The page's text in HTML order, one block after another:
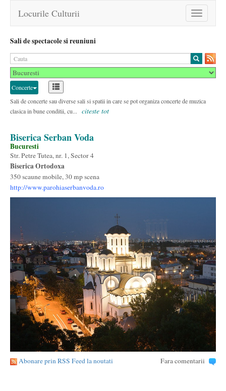
Toggle
navigation
Locurile Culturii
Sali de spectacole si reuniuni
Concerte
Sali de concerte sau diverse sali si spatii in care se pot organiza concerte de muzica
clasica in bune conditii, cu...
citeste tot
Biserica Serban Voda
Bucuresti
Str. Petre Tutea, nr. 1, Sector 4
Biserica Ortodoxa
350 scaune mobile, 30 mp scena
http://www.parohiaserbanvoda.ro
Abonare prin RSS Feed la noutati Fara comentarii